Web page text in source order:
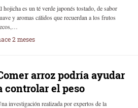
hojicha es un té verde japonés tostado, de sabor
y aromas cálidos que recuerdan a los frutos
2 meses
arroz podría ayudar
controlar el peso
investigación realizada por expertos de la